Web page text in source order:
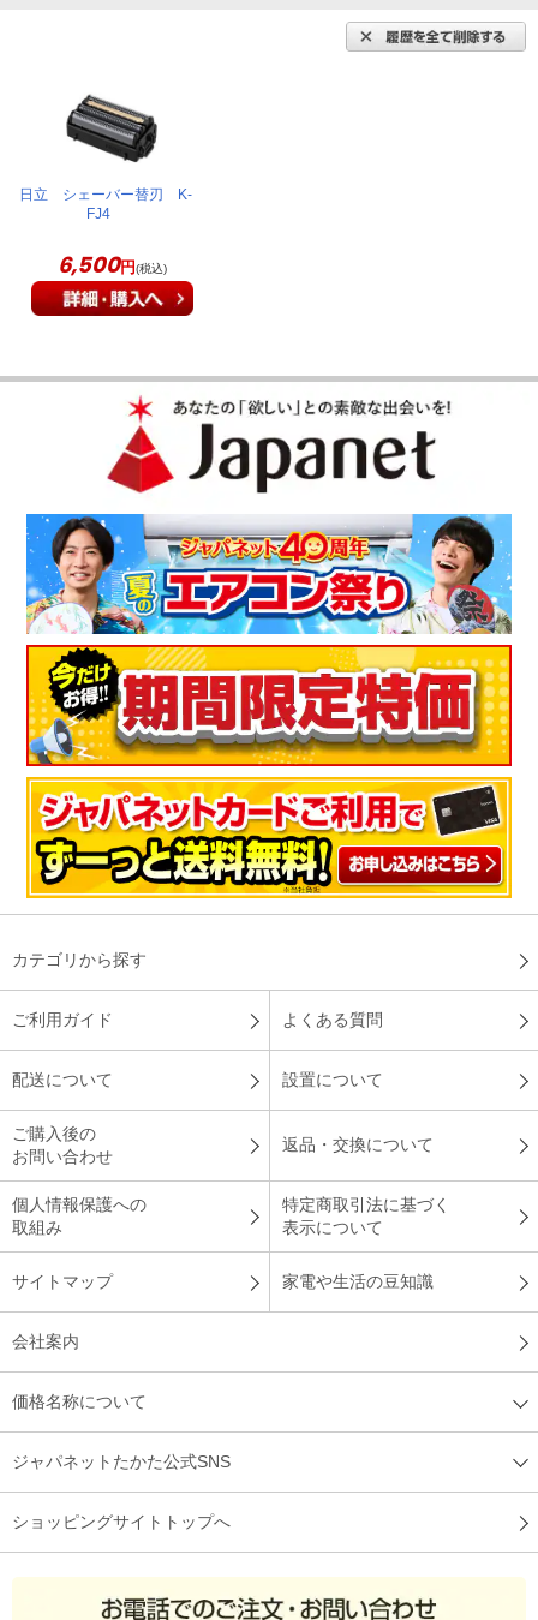
日立 シェーバー替刃 K-
FJ4
6,500円(税込)
カテゴリから探す
ご利用ガイド よくある質問
配送について 設置について
ご購入後の
お問い合わせ
返品・交換について
個人情報保護への
取組み
特定商取引法に基づく
表示について
サイトマップ 家電や生活の豆知識
会社案内
価格名称について
ジャパネットたかた公式SNS
ショッピングサイトトップへ